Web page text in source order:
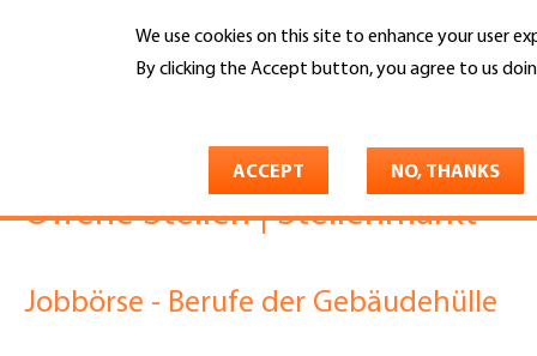
We use cookies on this site to enhance your user
By clicking the Accept button, you agree to us
ACCEPT NO, THANKS
Search
Offene Stellen | Stellenmarkt
Offene Stellen | Stellenmarkt
Jobbörse - Berufe der Gebäudehülle